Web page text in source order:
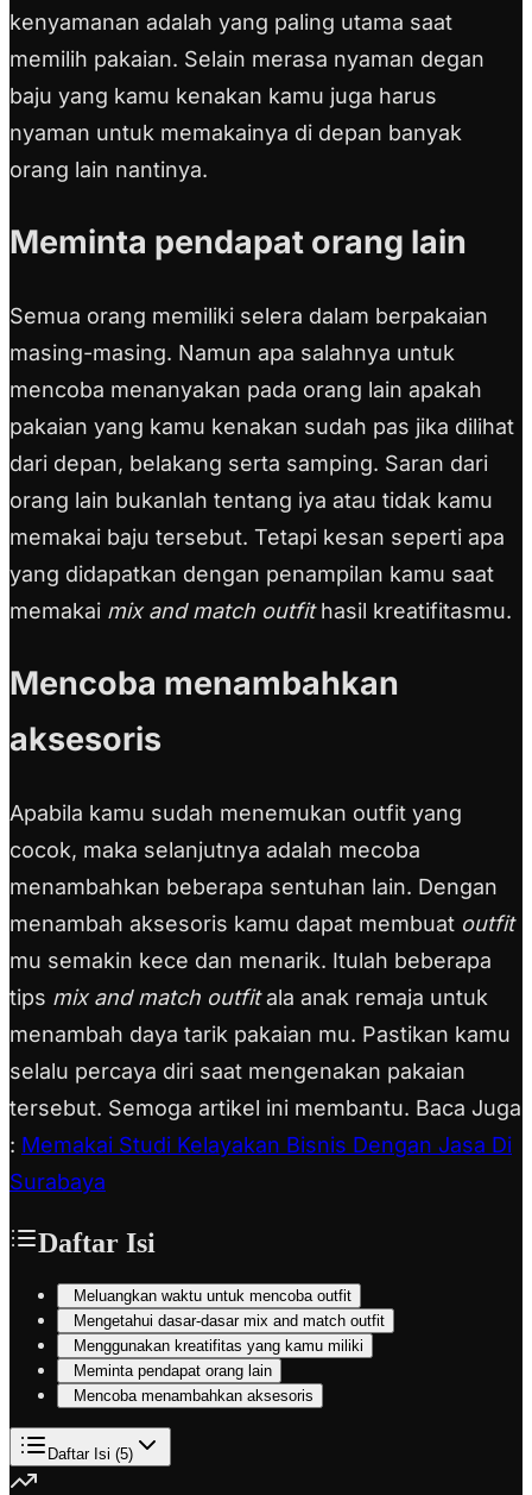
kenyamanan adalah yang paling utama saat
memilih pakaian. Selain merasa nyaman degan
baju yang kamu kenakan kamu juga harus
nyaman untuk memakainya di depan banyak
orang lain nantinya.
Meminta pendapat orang lain
Semua orang memiliki selera dalam berpakaian
masing-masing. Namun apa salahnya untuk
mencoba menanyakan pada orang lain apakah
pakaian yang kamu kenakan sudah pas jika dilihat
dari depan, belakang serta samping. Saran dari
orang lain bukanlah tentang iya atau tidak kamu
memakai baju tersebut. Tetapi kesan seperti apa
yang didapatkan dengan penampilan kamu saat
memakai mix and match outfithasil kreatifitasmu.
Mencoba menambahkan
aksesoris
Apabila kamu sudah menemukan outfit yang
cocok, maka selanjutnya adalah mecoba
menambahkan beberapa sentuhan lain. Dengan
menambah aksesoris kamu dapat membuat outfit
mu semakin kece dan menarik. Itulah beberapa
tips mix and match outfitala anak remaja untuk
menambah daya tarik pakaian mu. Pastikan kamu
selalu percaya diri saat mengenakan pakaian
tersebut. Semoga artikel ini membantu. Baca Juga
: Memakai Studi Kelayakan Bisnis Dengan Jasa Di
Surabaya
Daftar Isi
Meluangkan waktu untuk mencoba outfit
Mengetahui dasar-dasar mix and match outfit
Menggunakan kreatifitas yang kamu miliki
Meminta pendapat orang lain
Mencoba menambahkan aksesoris
Daftar Isi (5)